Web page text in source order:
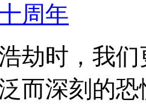
周年
劫时，我
而深刻的